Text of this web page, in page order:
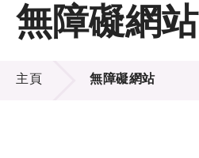
主頁
關於LSCM
技術商品化
無障礙網站
無障礙網站
主頁 無障礙網站